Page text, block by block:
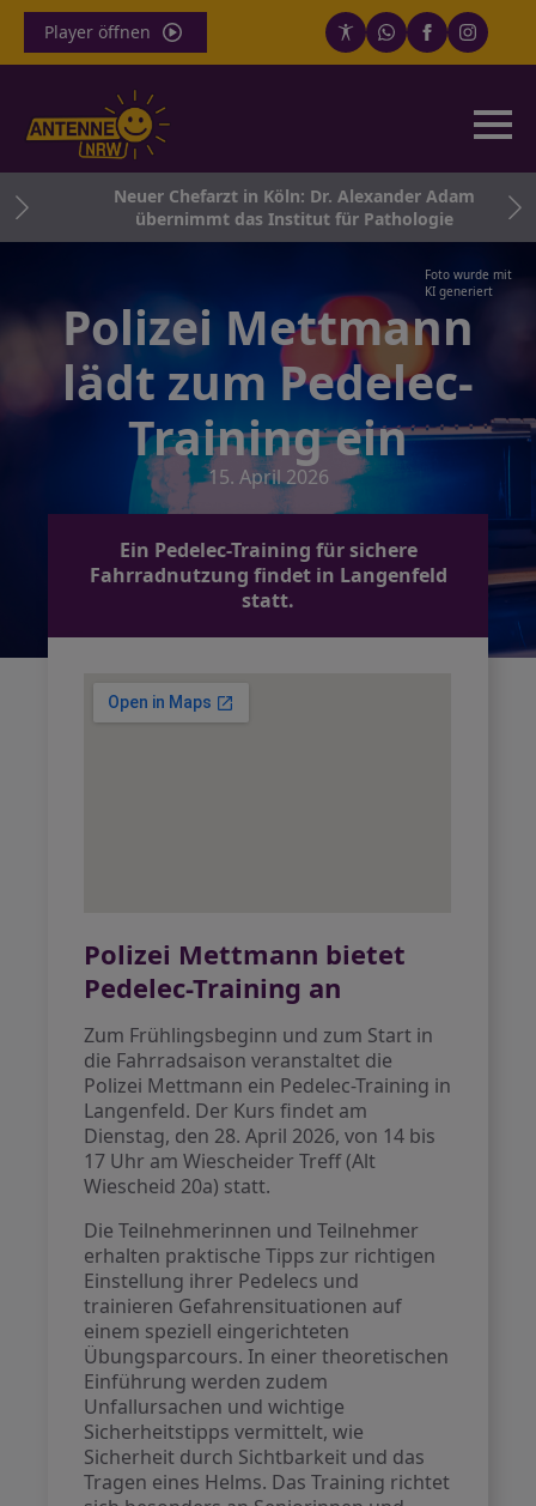
Player öffnen
Neuer Chefarzt in Köln: Dr. Alexander Adam
übernimmt das Institut für Pathologie
Foto wurde mit
KI generiert
Polizei Mettmann
lädt zum Pedelec-
Training ein
15. April 2026
Ein Pedelec-Training für sichere
Fahrradnutzung findet in Langenfeld
statt.
Polizei Mettmann bietet
Pedelec-Training an
Zum Frühlingsbeginn und zum Start in
die Fahrradsaison veranstaltet die
Polizei Mettmann ein Pedelec-Training in
Langenfeld. Der Kurs findet am
Dienstag, den 28. April 2026, von 14 bis
17 Uhr am Wiescheider Treff (Alt
Wiescheid 20a) statt.
Die Teilnehmerinnen und Teilnehmer
erhalten praktische Tipps zur richtigen
Einstellung ihrer Pedelecs und
trainieren Gefahrensituationen auf
einem speziell eingerichteten
Übungsparcours. In einer theoretischen
Einführung werden zudem
Unfallursachen und wichtige
Sicherheitstipps vermittelt, wie
Sicherheit durch Sichtbarkeit und das
Tragen eines Helms. Das Training richtet